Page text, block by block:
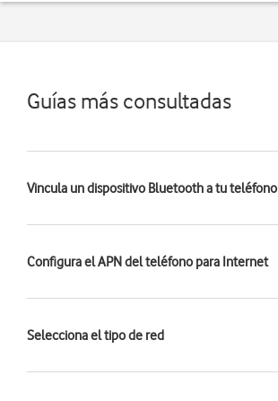
Guías más consultadas
Vincula un dispositivo Bluetooth a tu teléfono
Configura el APN del teléfono para Internet
Selecciona el tipo de red